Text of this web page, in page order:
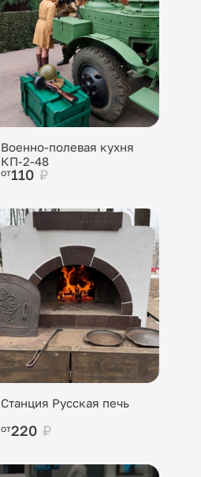
Военно-полевая кухня
КП-2-48
от110 ₽
Станция Русская печь
от220 ₽